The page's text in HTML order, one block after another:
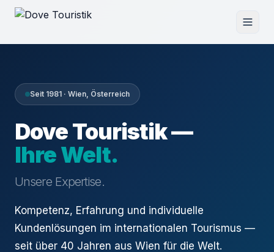
Seit 1981 · Wien, Österreich
Dove Touristik —
Ihre Welt.
Unsere Expertise.
Kompetenz, Erfahrung und individuelle
Kundenlösungen im internationalen Tourismus —
seit über 40 Jahren aus Wien für die Welt.